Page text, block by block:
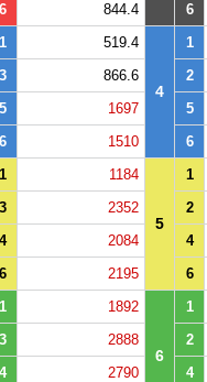
6 844.4 6
1 519.4
4
1
3 866.6
2
5 1697
5
6 1510 6
1 1184
5
1
3 2352
2
4 2084
4
6 2195 6
1 1892
6
1
3 2888
2
4 2790
4